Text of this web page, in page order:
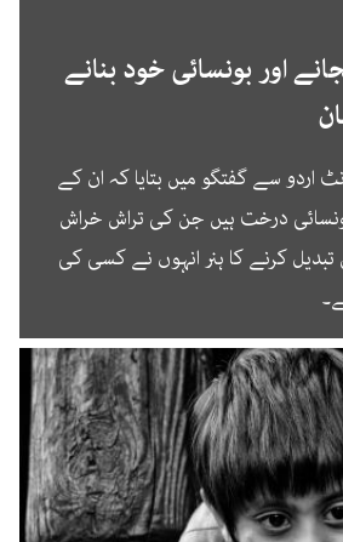
اور بونسائی خود بنانے
اردو سے گفتگو میں بتایا کہ ان کے
درخت ہیں جن کی تراش خراش
تبدیل کرنے کا ہنر انہوں نے کسی کی